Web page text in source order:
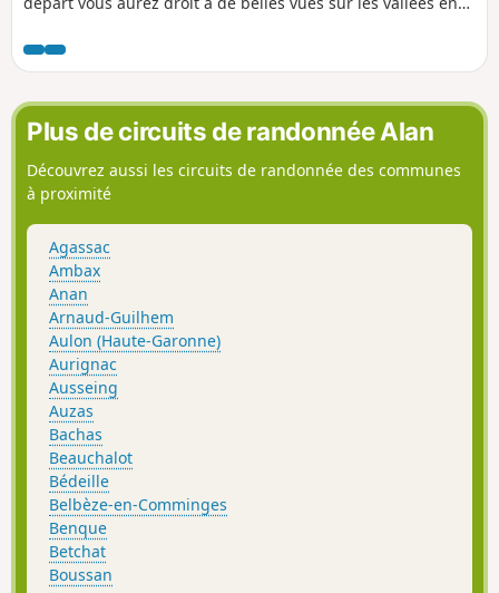
vues sur les Pyrénées.
Plus de circuits de randonnée Alan
Découvrez aussi les circuits de randonnée des communes
à proximité
Agassac
Ambax
Anan
Arnaud-Guilhem
Aulon (Haute-Garonne)
Aurignac
Ausseing
Auzas
Bachas
Beauchalot
Bédeille
Belbèze-en-Comminges
Benque
Betchat
Boussan